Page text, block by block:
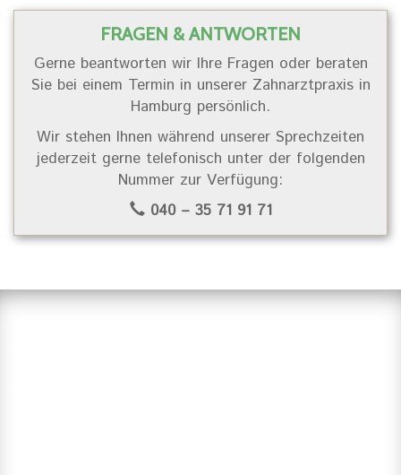
FRAGEN & ANTWORTEN
Gerne beantworten wir Ihre Fragen oder beraten
Sie bei einem Termin in unserer Zahnarztpraxis in
Hamburg persönlich.
Wir stehen Ihnen während unserer Sprechzeiten
jederzeit gerne telefonisch unter der folgenden
Nummer zur Verfügung:
040 – 35 71 91 71